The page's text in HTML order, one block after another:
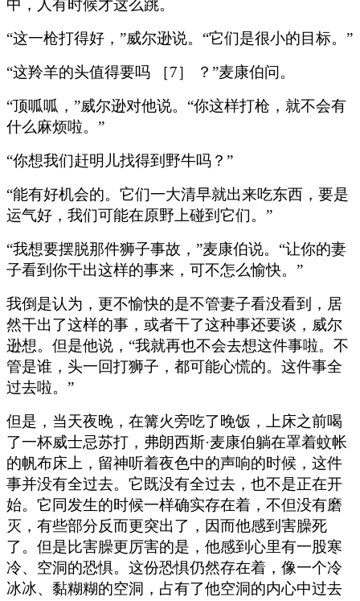
中，人有时候才这么跳。
“这一枪打得好，”威尔逊说。“它们是很小的目标。”
“这羚羊的头值得要吗 ［7］ ？”麦康伯问。
“顶呱呱，”威尔逊对他说。“你这样打枪，就不会有
什么麻烦啦。”
“你想我们赶明儿找得到野牛吗？”
“能有好机会的。它们一大清早就出来吃东西，要是
运气好，我们可能在原野上碰到它们。”
“我想要摆脱那件狮子事故，”麦康伯说。“让你的妻
子看到你干出这样的事来，可不怎么愉快。”
我倒是认为，更不愉快的是不管妻子看没看到，居
然干出了这样的事，或者干了这种事还要谈，威尔
逊想。但是他说，“我就再也不会去想这件事啦。不
管是谁，头一回打狮子，都可能心慌的。这件事全
过去啦。”
但是，当天夜晚，在篝火旁吃了晚饭，上床之前喝
了一杯威士忌苏打，弗朗西斯·麦康伯躺在罩着蚊帐
的帆布床上，留神听着夜色中的声响的时候，这件
事并没有全过去。它既没有全过去，也不是正在开
始。它同发生的时候一样确实存在着，不但没有磨
灭，有些部分反而更突出了，因而他感到害臊死
了。但是比害臊更厉害的是，他感到心里有一股寒
冷、空洞的恐惧。这份恐惧仍然存在着，像一个冷
冰冰、黏糊糊的空洞，占有了他空洞的内心中过去